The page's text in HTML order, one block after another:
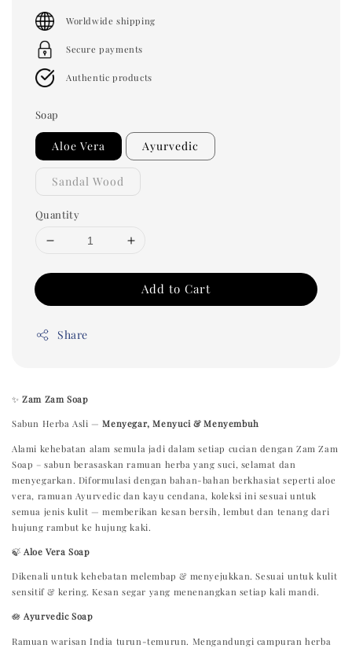
price
Worldwide shipping
Secure payments
Authentic products
Soap
Aloe Vera Ayurvedic
Sandal Wood
Quantity
Add to Cart
Share
✨Zam Zam Soap
Sabun Herba Asli —Menyegar, Menyuci & Menyembuh
Alami kehebatan alam semula jadi dalam setiap cucian dengan Zam Zam
Soap – sabun berasaskan ramuan herba yang suci, selamat dan
menyegarkan. Diformulasi dengan bahan-bahan berkhasiat seperti aloe
vera, ramuan Ayurvedic dan kayu cendana, koleksi ini sesuai untuk
semua jenis kulit — memberikan kesan bersih, lembut dan tenang dari
hujung rambut ke hujung kaki.
🍃Aloe Vera Soap
Dikenali untuk kehebatan melembap & menyejukkan. Sesuai untuk kulit
sensitif & kering. Kesan segar yang menenangkan setiap kali mandi.
🪷Ayurvedic Soap
Ramuan warisan India turun-temurun. Mengandungi campuran herba